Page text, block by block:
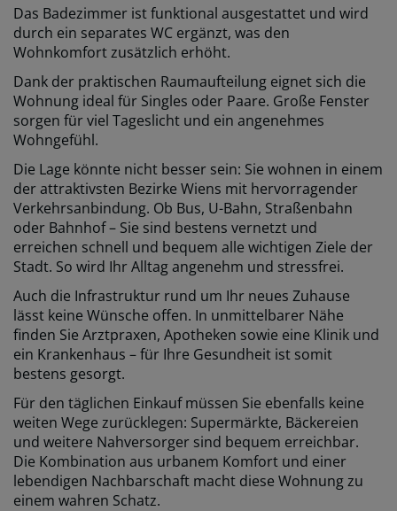
Das Badezimmer ist funktional ausgestattet und wird
durch ein separates WC ergänzt, was den
Wohnkomfort zusätzlich erhöht.
Dank der praktischen Raumaufteilung eignet sich die
Wohnung ideal für Singles oder Paare. Große Fenster
sorgen für viel Tageslicht und ein angenehmes
Wohngefühl.
Die Lage könnte nicht besser sein: Sie wohnen in einem
der attraktivsten Bezirke Wiens mit hervorragender
Verkehrsanbindung. Ob Bus, U-Bahn, Straßenbahn
oder Bahnhof – Sie sind bestens vernetzt und
erreichen schnell und bequem alle wichtigen Ziele der
Stadt. So wird Ihr Alltag angenehm und stressfrei.
Auch die Infrastruktur rund um Ihr neues Zuhause
lässt keine Wünsche offen. In unmittelbarer Nähe
finden Sie Arztpraxen, Apotheken sowie eine Klinik und
ein Krankenhaus – für Ihre Gesundheit ist somit
bestens gesorgt.
Für den täglichen Einkauf müssen Sie ebenfalls keine
weiten Wege zurücklegen: Supermärkte, Bäckereien
und weitere Nahversorger sind bequem erreichbar.
Die Kombination aus urbanem Komfort und einer
lebendigen Nachbarschaft macht diese Wohnung zu
einem wahren Schatz.